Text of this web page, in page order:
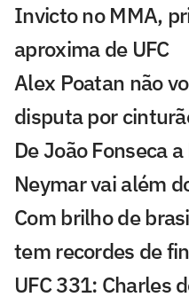
Invicto no MMA,
aproxima de UFC
Alex Poatan não
disputa por
De João Fonseca
Neymar vai além
Com brilho de
tem recordes de
UFC 331: Charles